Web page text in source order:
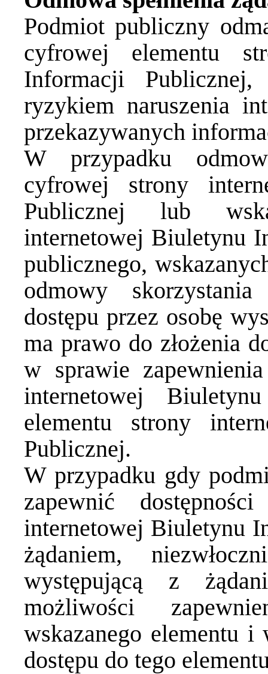
Podmiot publiczny
cyfrowej elementu
Informacji
ryzykiem naruszenia
przekazywanych
W przypadku
cyfrowej strony
Publicznej lub
internetowej Biuletynu
publicznego,
odmowy
dostępu przez osobę
ma prawo do złożenia
w sprawie
internetowej
elementu strony
Publicznej.
W przypadku gdy
zapewnić
internetowej Biuletynu
żądaniem,
występującą z
możliwości
wskazanego elementu i
dostępu do tego